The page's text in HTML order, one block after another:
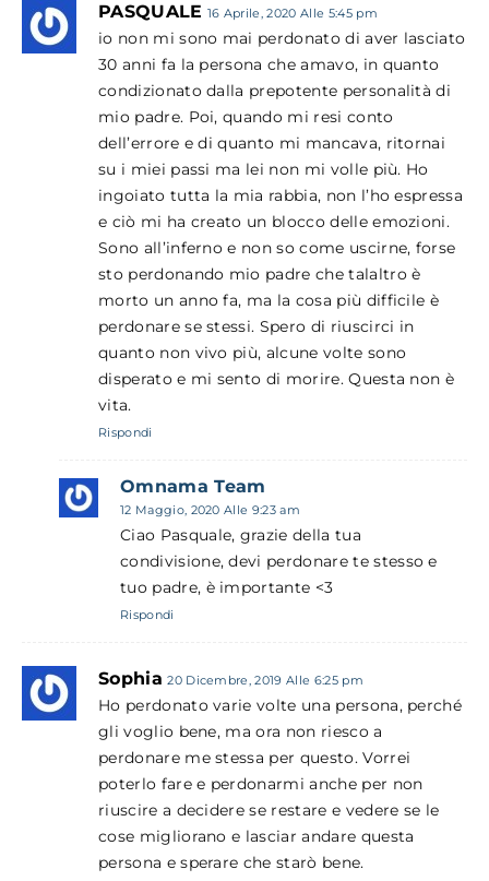
PASQUALE 16 Aprile, 2020 Alle 5:45 pm
io non mi sono mai perdonato di aver lasciato
30 anni fa la persona che amavo, in quanto
condizionato dalla prepotente personalità di
mio padre. Poi, quando mi resi conto
dell’errore e di quanto mi mancava, ritornai
su i miei passi ma lei non mi volle più. Ho
ingoiato tutta la mia rabbia, non l’ho espressa
e ciò mi ha creato un blocco delle emozioni.
Sono all’inferno e non so come uscirne, forse
sto perdonando mio padre che talaltro è
morto un anno fa, ma la cosa più difficile è
perdonare se stessi. Spero di riuscirci in
quanto non vivo più, alcune volte sono
disperato e mi sento di morire. Questa non è
vita.
Rispondi
Omnama Team
12 Maggio, 2020 Alle 9:23 am
Ciao Pasquale, grazie della tua
condivisione, devi perdonare te stesso e
tuo padre, è importante <3
Rispondi
Sophia 20 Dicembre, 2019 Alle 6:25 pm
Ho perdonato varie volte una persona, perché
gli voglio bene, ma ora non riesco a
perdonare me stessa per questo. Vorrei
poterlo fare e perdonarmi anche per non
riuscire a decidere se restare e vedere se le
cose migliorano e lasciar andare questa
persona e sperare che starò bene.